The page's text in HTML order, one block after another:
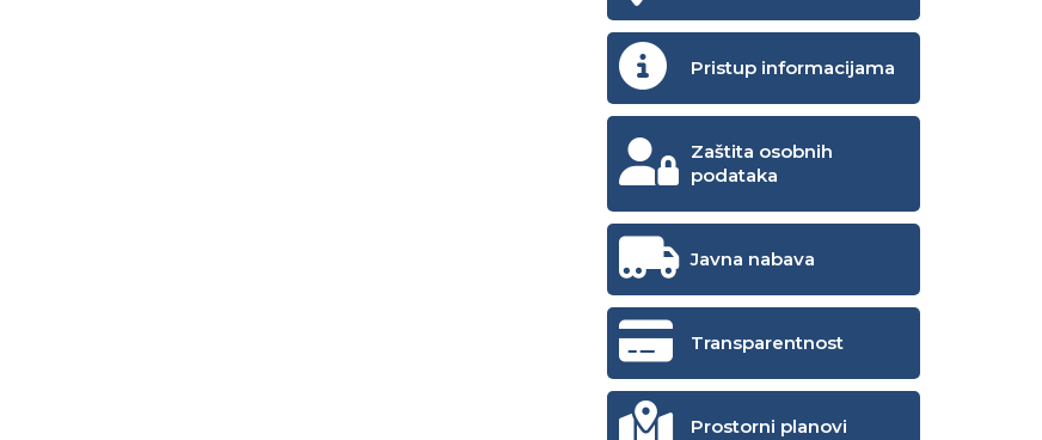
Pristup informacijama
Zaštita osobnih
podataka
Javna nabava
Transparentnost
Prostorni planovi